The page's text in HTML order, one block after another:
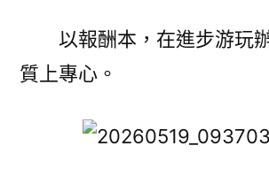
以報酬本，在進步游玩
質上專心。